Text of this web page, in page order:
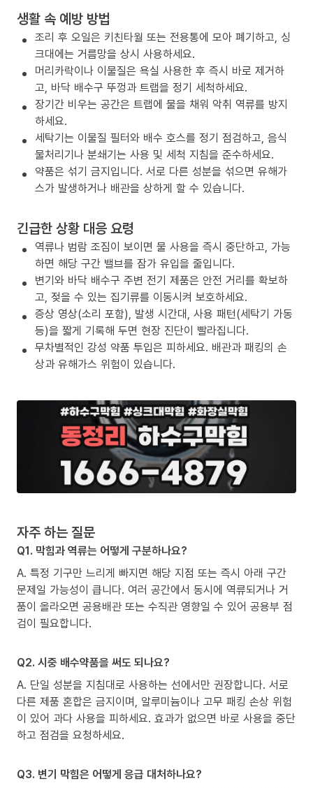
생활 속 예방 방법
조리 후 오일은 키친타월 또는 전용통에 모아 폐기하고, 싱
크대에는 거름망을 상시 사용하세요.
머리카락이나 이물질은 욕실 사용한 후 즉시 바로 제거하
고, 바닥 배수구 뚜껑과 트랩을 정기 세척하세요.
장기간 비우는 공간은 트랩에 물을 채워 악취 역류를 방지
하세요.
세탁기는 이물질 필터와 배수 호스를 정기 점검하고, 음식
물처리기나 분쇄기는 사용 및 세척 지침을 준수하세요.
약품은 섞기 금지입니다. 서로 다른 성분을 섞으면 유해가
스가 발생하거나 배관을 상하게 할 수 있습니다.
긴급한 상황 대응 요령
역류나 범람 조짐이 보이면 물 사용을 즉시 중단하고, 가능
하면 해당 구간 밸브를 잠가 유입을 줄입니다.
변기와 바닥 배수구 주변 전기 제품은 안전 거리를 확보하
고, 젖을 수 있는 집기류를 이동시켜 보호하세요.
증상 영상(소리 포함), 발생 시간대, 사용 패턴(세탁기 가동
등)을 짧게 기록해 두면 현장 진단이 빨라집니다.
무차별적인 강성 약품 투입은 피하세요. 배관과 패킹의 손
상과 유해가스 위험이 있습니다.
자주 하는 질문
Q1. 막힘과 역류는 어떻게 구분하나요?
A. 특정 기구만 느리게 빠지면 해당 지점 또는 즉시 아래 구간
문제일 가능성이 큽니다. 여러 공간에서 동시에 역류되거나 거
품이 올라오면 공용배관 또는 수직관 영향일 수 있어 공용부 점
검이 필요합니다.
Q2. 시중 배수약품을 써도 되나요?
A. 단일 성분을 지침대로 사용하는 선에서만 권장합니다. 서로
다른 제품 혼합은 금지이며, 알루미늄이나 고무 패킹 손상 위험
이 있어 과다 사용을 피하세요. 효과가 없으면 바로 사용을 중단
하고 점검을 요청하세요.
Q3. 변기 막힘은 어떻게 응급 대처하나요?